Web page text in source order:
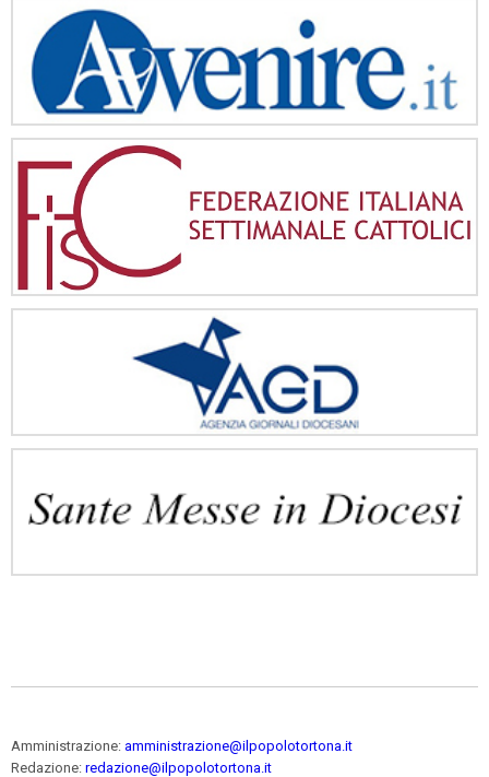
Amministrazione: amministrazione@ilpopolotortona.it
Redazione: redazione@ilpopolotortona.it